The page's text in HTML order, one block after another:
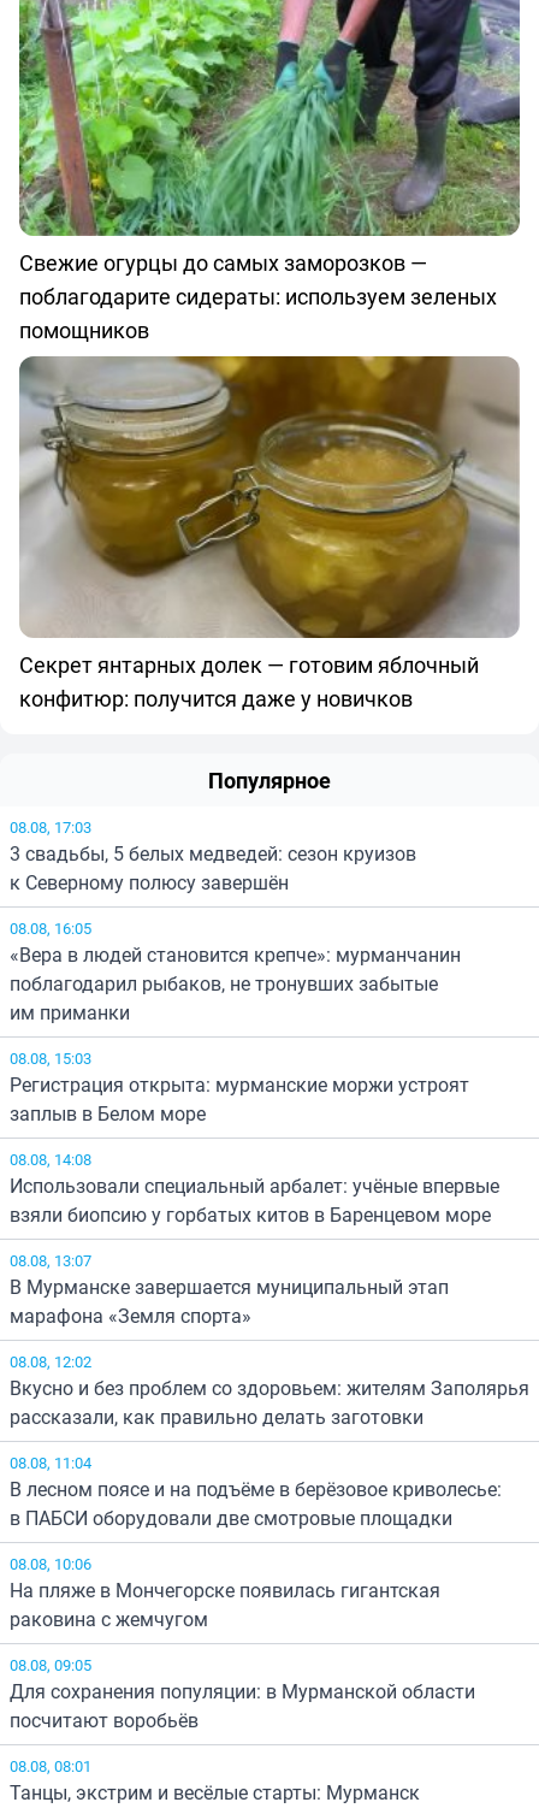
Свежие огурцы до самых заморозков —
поблагодарите сидераты: используем зеленых
помощников
Секрет янтарных долек — готовим яблочный
конфитюр: получится даже у новичков
Популярное
08.08, 17:03
3 свадьбы, 5 белых медведей: сезон круизов
к Северному полюсу завершён
08.08, 16:05
«Вера в людей становится крепче»: мурманчанин
поблагодарил рыбаков, не тронувших забытые
им приманки
08.08, 15:03
Регистрация открыта: мурманские моржи устроят
заплыв в Белом море
08.08, 14:08
Использовали специальный арбалет: учёные впервые
взяли биопсию у горбатых китов в Баренцевом море
08.08, 13:07
В Мурманске завершается муниципальный этап
марафона «Земля спорта»
08.08, 12:02
Вкусно и без проблем со здоровьем: жителям Заполярья
рассказали, как правильно делать заготовки
08.08, 11:04
В лесном поясе и на подъёме в берёзовое криволесье:
в ПАБСИ оборудовали две смотровые площадки
08.08, 10:06
На пляже в Мончегорске появилась гигантская
раковина с жемчугом
08.08, 09:05
Для сохранения популяции: в Мурманской области
посчитают воробьёв
08.08, 08:01
Танцы, экстрим и весёлые старты: Мурманск